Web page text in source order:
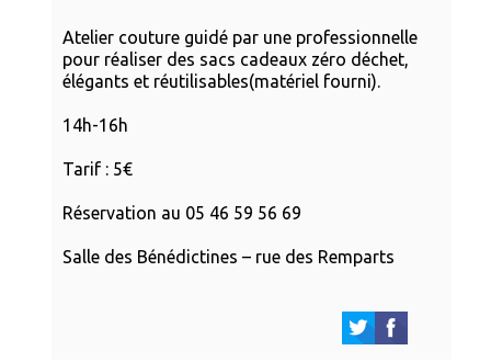
Atelier couture guidé par une professionnelle
pour réaliser des sacs cadeaux zéro déchet,
élégants et réutilisables(matériel fourni).
14h-16h
Tarif : 5€
Réservation au 05 46 59 56 69
Salle des Bénédictines – rue des Remparts